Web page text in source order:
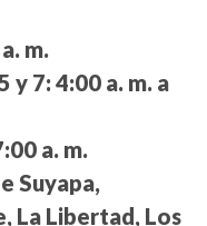
m.
y 7: 4:00 a. m. a
a. m.
Suyapa,
La Libertad, Los